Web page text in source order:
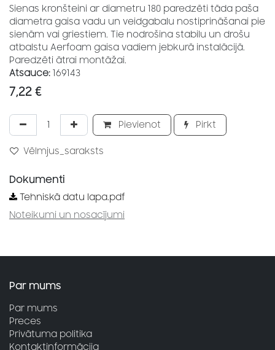
Sienas kronšteini ar diametru 180 paredzēti tāda paša
diametra gaisa vadu un veidgabalu nostiprināšanai pie
sienām vai griestiem. Tie nodrošina stabilu un drošu
atbalstu Aerfoam gaisa vadiem jebkurā instalācijā.
Paredzēti ātrai montāžai.
Atsauce: 169143
7,22 €
Pievienot Pirkt
Vēlmjus_saraksts
Dokumenti
Tehniskā datu lapa.pdf
Noteikumi un nosacījumi
Par mums
Par mums
Preces
Privātuma politika
Kontaktinformācija